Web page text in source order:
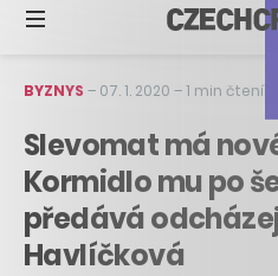
BYZNYS – 07. 1. 2020 –1 min čtení
Slevomat má
Kormidlo mu po
předává
Havlíčková